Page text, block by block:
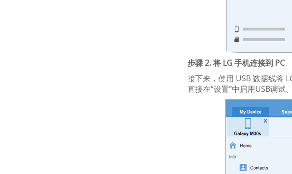
步骤 2. 将 LG 手机连接到 PC
接下来，使用 USB 数据线将
直接在“设置”中启用USB调试。